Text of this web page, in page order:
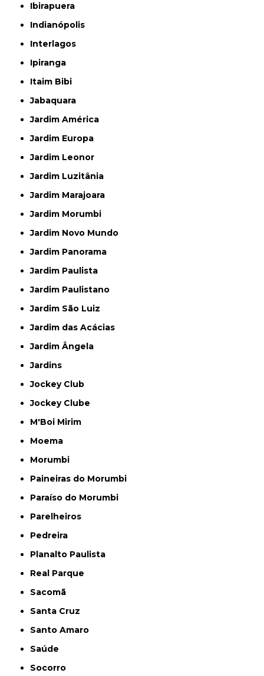
Ibirapuera
Indianópolis
Interlagos
Ipiranga
Itaim Bibi
Jabaquara
Jardim América
Jardim Europa
Jardim Leonor
Jardim Luzitânia
Jardim Marajoara
Jardim Morumbi
Jardim Novo Mundo
Jardim Panorama
Jardim Paulista
Jardim Paulistano
Jardim São Luiz
Jardim das Acácias
Jardim Ângela
Jardins
Jockey Club
Jockey Clube
M'Boi Mirim
Moema
Morumbi
Paineiras do Morumbi
Paraíso do Morumbi
Parelheiros
Pedreira
Planalto Paulista
Real Parque
Sacomã
Santa Cruz
Santo Amaro
Saúde
Socorro